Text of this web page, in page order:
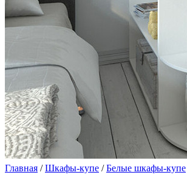
Главная /Шкафы-купе /Белые шкафы-купе